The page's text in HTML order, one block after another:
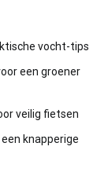
vocht-tips
een groener
veilig fietsen
knapperige